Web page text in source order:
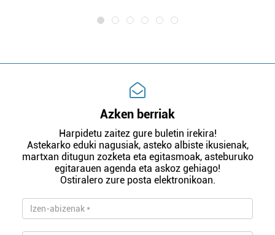
Azken berriak
Harpidetu zaitez gure buletin irekira!
Astekarko eduki nagusiak, asteko albiste ikusienak,
martxan ditugun zozketa eta egitasmoak, asteburuko
egitarauen agenda eta askoz gehiago!
Ostiralero zure posta elektronikoan.